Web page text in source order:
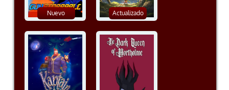
Nuevo Actualizado